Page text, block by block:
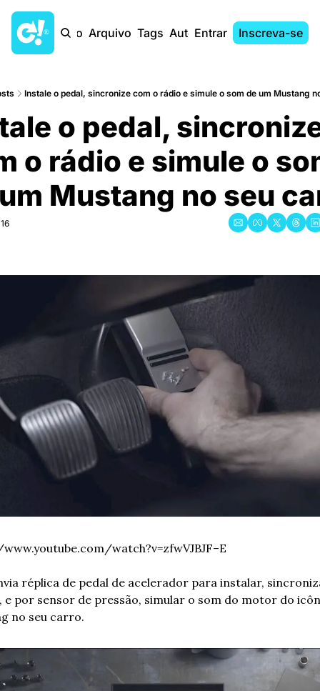
Início Arquivo Tags AutoresEntrar Inscreva-se
Instale o pedal, sincronize com o rádio e simule o som de um Mustang
o pedal,
o rádio e simule o
Mustang no seu
watch?v=zfwVJBJF–E
réplica de pedal de acelerador para instalar,
e por sensor de pressão, simular o som do motor do
no seu carro.